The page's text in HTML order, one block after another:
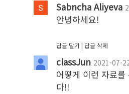
Sabncha Aliyeva
안녕하세요!
답글 달기 답글 삭제
classJun 2021-07-
어떻게 이런 자료
다!!